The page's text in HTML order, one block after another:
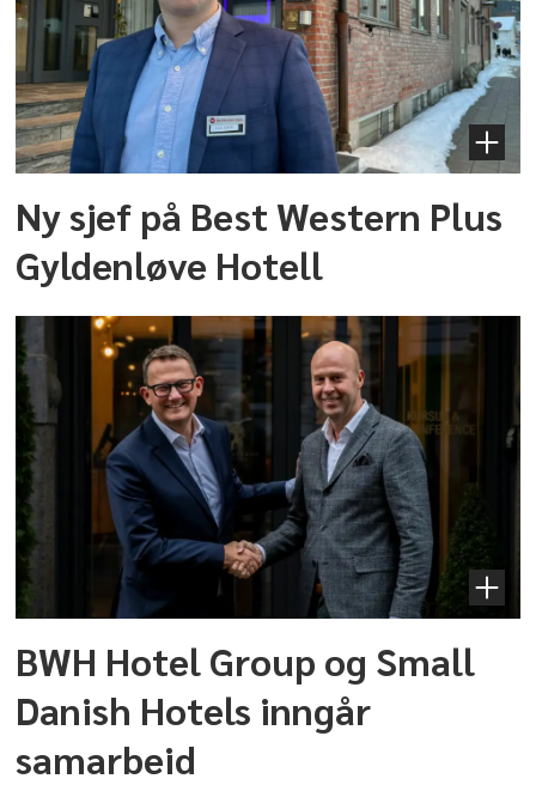
Ny sjef på Best Western Plus
Gyldenløve Hotell
BWH Hotel Group og Small
Danish Hotels inngår
samarbeid